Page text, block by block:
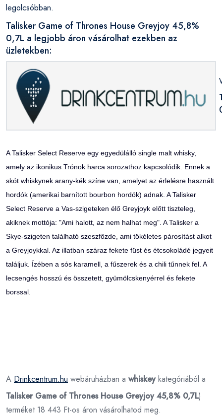
legolcsóbban.
Talisker Game of Thrones House Greyjoy 45,8%
0,7L a legjobb áron vásárolhat ezekben az
üzletekben:
A Talisker Select Reserve egy egyedülálló single malt whisky,
amely az ikonikus Trónok harca sorozathoz kapcsolódik. Ennek a
skót whiskynek arany-kék színe van, amelyet az érlelésre használt
hordók (amerikai barnított bourbon hordók) adnak. A Talisker
Select Reserve a Vas-szigeteken élő Greyjoyk előtt tiszteleg,
akiknek mottója: "Ami halott, az nem halhat meg". A Talisker a
Skye-szigeten található szeszfőzde, ami tökéletes párosítást alkot
a Greyjoykkal. Az illatban száraz fekete füst és étcsokoládé jegyeit
találjuk. Ízében a sós karamell, a fűszerek és a chili tűnnek fel. A
lecsengés hosszú és összetett, gyümölcskenyérrel és fekete
borssal.
A Drinkcentrum.hu webáruházban a whiskeykategóriából a
Talisker Game of Thrones House Greyjoy 45,8% 0,7L)
terméket 18 443 Ft-os áron vásárolhatod meg.